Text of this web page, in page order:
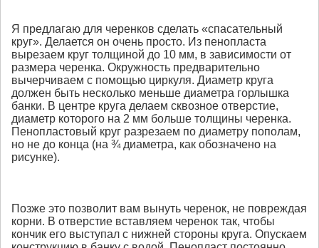
Я предлагаю для черенков сделать «спасательный
круг». Делается он очень просто. Из пенопласта
вырезаем круг толщиной до 10 мм, в зависимости от
размера черенка. Окружность предварительно
вычерчиваем с помощью циркуля. Диаметр круга
должен быть несколько меньше диаметра горлышка
банки. В центре круга делаем сквозное отверстие,
диаметр которого на 2 мм больше толщины черенка.
Пенопластовый круг разрезаем по диаметру пополам,
но не до конца (на ¾ диаметра, как обозначено на
рисунке).
Позже это позволит вам вынуть черенок, не повреждая
корни. В отверстие вставляем черенок так, чтобы
кончик его выступал с нижней стороны круга. Опускаем